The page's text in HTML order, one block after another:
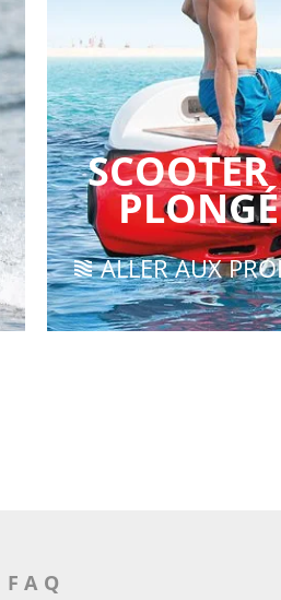
SCOOTER
ALLER AUX
FAQ